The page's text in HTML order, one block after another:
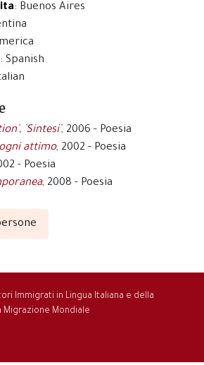
: Buenos Aires
: Spanish
`Sintesi`, 2006 - Poesia
attimo, 2002 - Poesia
- Poesia
, 2008 - Poesia
Immigrati in Lingua Italiana e della
Mondiale